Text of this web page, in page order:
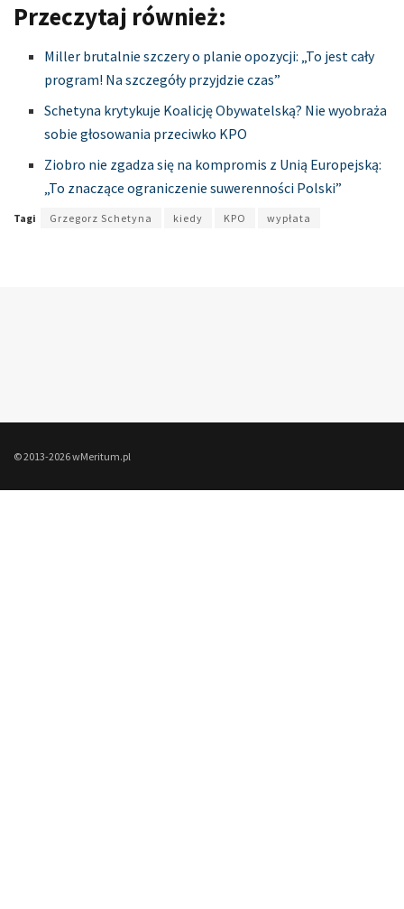
Przeczytaj również:
Miller brutalnie szczery o planie opozycji: „To jest cały
program! Na szczegóły przyjdzie czas”
Schetyna krytykuje Koalicję Obywatelską? Nie wyobraża
sobie głosowania przeciwko KPO
Ziobro nie zgadza się na kompromis z Unią Europejską:
„To znaczące ograniczenie suwerenności Polski”
Tagi Grzegorz Schetyna kiedy KPO wypłata
© 2013-2026 wMeritum.pl